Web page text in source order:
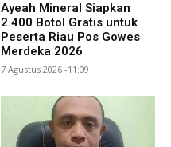
Ayeah Mineral Siapkan
2.400 Botol Gratis untuk
Peserta Riau Pos Gowes
Merdeka 2026
7 Agustus 2026 -11:09